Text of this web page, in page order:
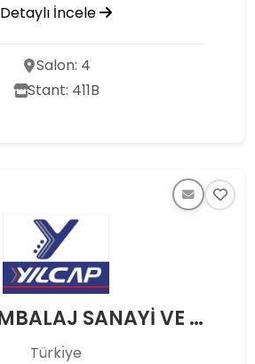
Detaylı İncele
Salon: 4
Stant: 411B
YILCAP AMBALAJ SANAYİ VE TİCARET A.Ş.
Türkı̇ye